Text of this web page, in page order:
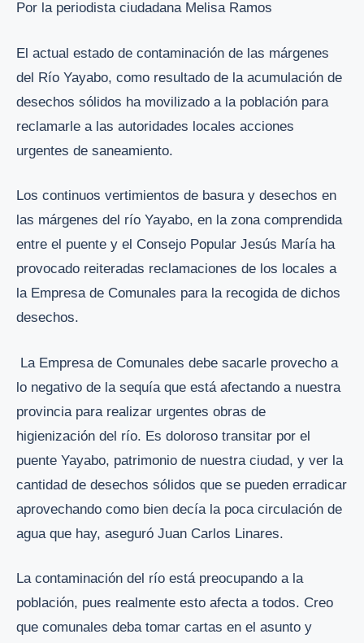
Por la periodista ciudadana Melisa Ramos
El actual estado de contaminación de las márgenes
del Río Yayabo, como resultado de la acumulación de
desechos sólidos ha movilizado a la población para
reclamarle a las autoridades locales acciones
urgentes de saneamiento.
Los continuos vertimientos de basura y desechos en
las márgenes del río Yayabo, en la zona comprendida
entre el puente y el Consejo Popular Jesús María ha
provocado reiteradas reclamaciones de los locales a
la Empresa de Comunales para la recogida de dichos
desechos.
La Empresa de Comunales debe sacarle provecho a
lo negativo de la sequía que está afectando a nuestra
provincia para realizar urgentes obras de
higienización del río. Es doloroso transitar por el
puente Yayabo, patrimonio de nuestra ciudad, y ver la
cantidad de desechos sólidos que se pueden erradicar
aprovechando como bien decía la poca circulación de
agua que hay, aseguró Juan Carlos Linares.
La contaminación del río está preocupando a la
población, pues realmente esto afecta a todos. Creo
que comunales deba tomar cartas en el asunto y